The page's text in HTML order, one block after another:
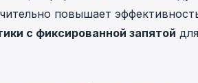
повышает
с фиксированной запятой для